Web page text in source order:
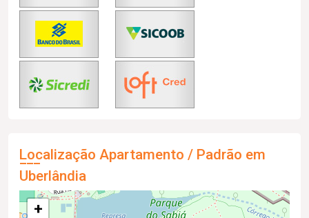
Localização Apartamento / Padrão em
Uberlândia
+